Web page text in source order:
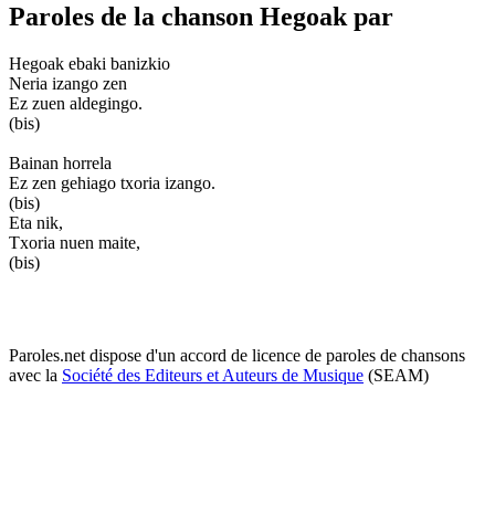
Paroles de la chanson Hegoak par
Hegoak ebaki banizkio
Neria izango zen
Ez zuen aldegingo.
(bis)
Bainan horrela
Ez zen gehiago txoria izango.
(bis)
Eta nik,
Txoria nuen maite,
(bis)
Paroles.net dispose d'un accord de licence de paroles de chansons
avec la Société des Editeurs et Auteurs de Musique (SEAM)